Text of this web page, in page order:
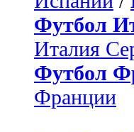
Футбол
Италия
Футбол
Франции